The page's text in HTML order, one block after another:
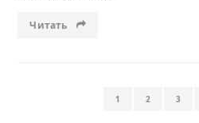
Читать
1 2 3